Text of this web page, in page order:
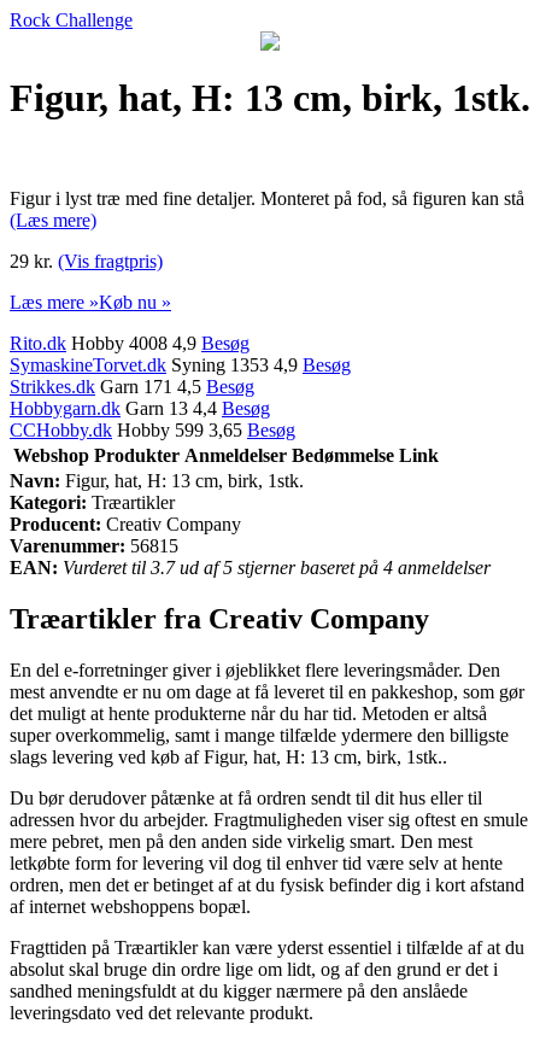
Rock Challenge
Figur, hat, H: 13 cm, birk, 1stk.
Figur i lyst træ med fine detaljer. Monteret på fod, så figuren kan stå
(Læs mere)
29 kr. (Vis fragtpris)
Læs mere »Køb nu »
Rito.dk Hobby 4008 4,9 Besøg
SymaskineTorvet.dk Syning 1353 4,9 Besøg
Strikkes.dk Garn 171 4,5 Besøg
Hobbygarn.dk Garn 13 4,4 Besøg
CCHobby.dk Hobby 599 3,65 Besøg
Webshop Produkter Anmeldelser Bedømmelse Link
Navn: Figur, hat, H: 13 cm, birk, 1stk.
Kategori: Træartikler
Producent: Creativ Company
Varenummer: 56815
EAN: Vurderet til 3.7 ud af 5 stjerner baseret på 4 anmeldelser
Træartikler fra Creativ Company
En del e-forretninger giver i øjeblikket flere leveringsmåder. Den
mest anvendte er nu om dage at få leveret til en pakkeshop, som gør
det muligt at hente produkterne når du har tid. Metoden er altså
super overkommelig, samt i mange tilfælde ydermere den billigste
slags levering ved køb af Figur, hat, H: 13 cm, birk, 1stk..
Du bør derudover påtænke at få ordren sendt til dit hus eller til
adressen hvor du arbejder. Fragtmuligheden viser sig oftest en smule
mere pebret, men på den anden side virkelig smart. Den mest
letkøbte form for levering vil dog til enhver tid være selv at hente
ordren, men det er betinget af at du fysisk befinder dig i kort afstand
af internet webshoppens bopæl.
Fragttiden på Træartikler kan være yderst essentiel i tilfælde af at du
absolut skal bruge din ordre lige om lidt, og af den grund er det i
sandhed meningsfuldt at du kigger nærmere på den anslåede
leveringsdato ved det relevante produkt.